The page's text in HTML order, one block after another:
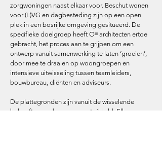
zorgwoningen naast elkaar voor. Beschut wonen
voor (L)VG en dagbesteding zijn op een open
plek in een bosrijke omgeving gesitueerd. De
specifieke doelgroep heeft Oᶦᶦᶦ architecten ertoe
gebracht, het proces aan te grijpen om een
ontwerp vanuit samenwerking te laten ‘groeien’,
door mee te draaien op woongroepen en
intensieve uitwisseling tussen teamleiders,
bouwbureau, cliënten en adviseurs.
De plattegronden zijn vanuit de wisselende
behoeftes van bewoners ontwikkeld. Elke